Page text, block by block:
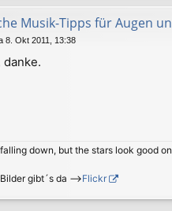
Musik-Tipps für Augen
8. Okt 2011, 13:38
danke.
down, but the stars look good
gibt´s da -->Flickr